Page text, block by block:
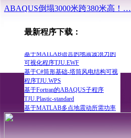
ABAQUS倒塌3000米跨380米高！…
最新程序下载：
TJU.Wind Simulation
视化程序MEMS_c
基于MATLAB语言的地震波浪力的
基于C#筒形基础-塔筒风电结构可视
程序TJU.WPS
基于Fortran的ABAQUS子程序
TJU.Plastic-standard
基于MATLAB多点地震动所需功率
谱程序TJU.SPSP
基于MATLAB泄洪激励的可视化模